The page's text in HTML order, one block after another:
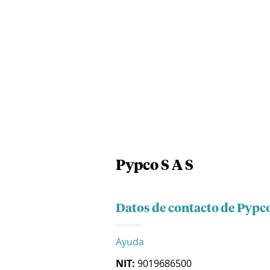
Pypco S A S
Datos de contacto de Pypco
Ayuda
NIT: 9019686500